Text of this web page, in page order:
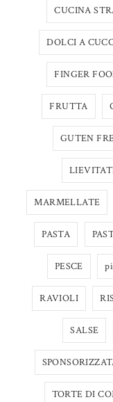
CUCINA
DOLCI A
FINGER
FRUTTA
GUTEN
MARMELLATE
PASTA
PESCE
RAVIOLI
SALSE
TORTE DI